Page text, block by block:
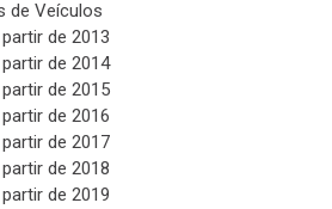
de Veículos
de 2013
de 2014
de 2015
de 2016
de 2017
de 2018
de 2019